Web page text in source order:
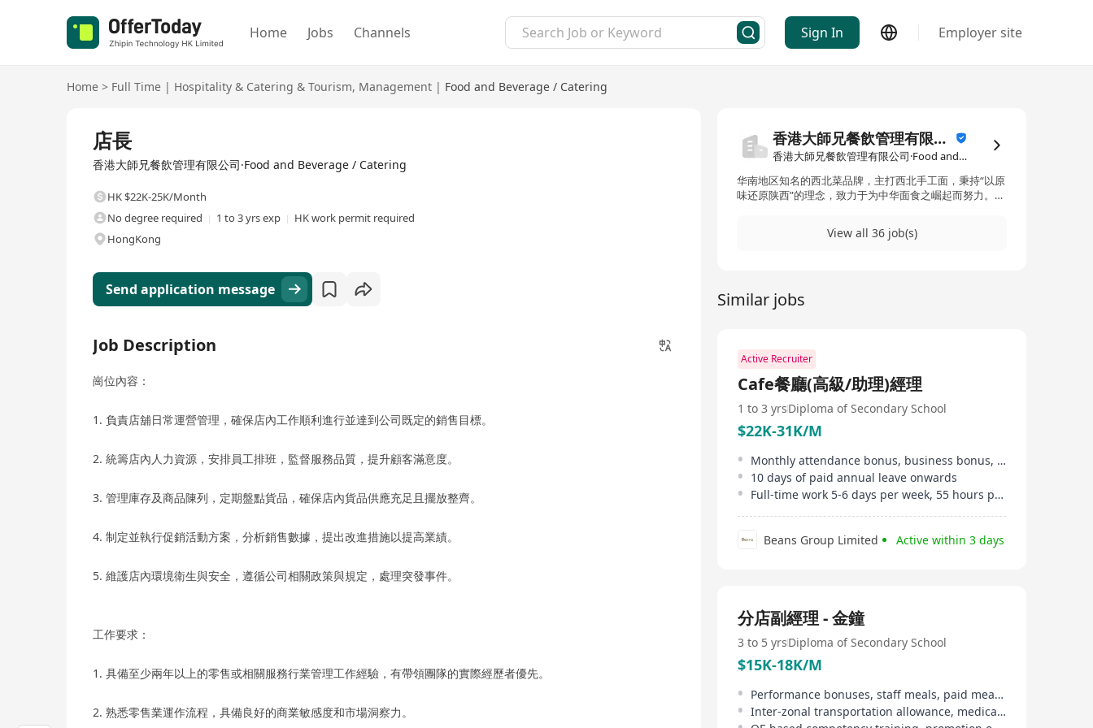
Home Jobs Channels Sign In Employer site
Home > Full Time | Hospitality & Catering & Tourism, Management | Food and Beverage / Catering
店長
香港大師兄餐飲管理有限公司·Food and Beverage / Catering
HK $22K-25K/Month
No degree required
1 to 3 yrs exp
HK work permit required
HongKong
Send application message
Job Description
崗位內容：
1. 負責店舖日常運營管理，確保店內工作順利進行並達到公司既定的銷售目標。
2. 統籌店內人力資源，安排員工排班，監督服務品質，提升顧客滿意度。
3. 管理庫存及商品陳列，定期盤點貨品，確保店內貨品供應充足且擺放整齊。
4. 制定並執行促銷活動方案，分析銷售數據，提出改進措施以提高業績。
5. 維護店內環境衛生與安全，遵循公司相關政策與規定，處理突發事件。
工作要求：
1. 具備至少兩年以上的零售或相關服務行業管理工作經驗，有帶領團隊的實際經歷者優先。
2. 熟悉零售業運作流程，具備良好的商業敏感度和市場洞察力。
香港大師兄餐飲管理有限公司
香港大師兄餐飲管理有限公司·Food and Beverage / Catering
华南地区知名的西北菜品牌，主打西北手工面，秉持“以原
味还原陕西”的理念，致力于为中华面食之崛起而努力。
菜，可满足一人食、家庭餐、社交轻聚等多场景就餐需
View all 36 job(s)
Similar jobs
Active Recruiter
Cafe餐廳(高級/助理)經理
1 to 3 yrsDiploma of Secondary School
$22K-31K/M
Monthly attendance bonus, business bonus, meal allowance
10 days of paid annual leave onwards
Full-time work 5-6 days per week, 55 hours per week
Beans Group Limited Active within 3 days
分店副經理 - 金鐘
3 to 5 yrsDiploma of Secondary School
$15K-18K/M
Performance bonuses, staff meals, paid meal breaks
Inter-zonal transportation allowance, medical benefits, paid annual leave, etc